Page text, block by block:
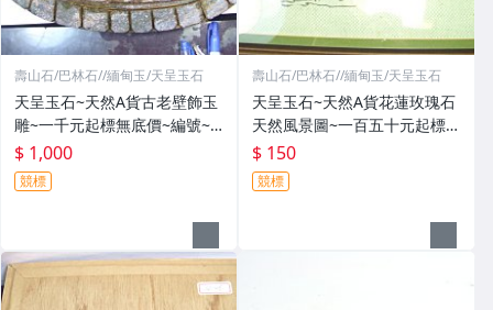
壽山石/巴林石//緬甸玉/天呈玉石
天呈玉石~天然A貨古老壁飾玉
雕~一千元起標無底價~編號~0
00001 尺寸:290~200~20(m
m)
$ 1,000
競標
壽山石/巴林石//緬甸玉/天呈玉石
天呈玉石~天然A貨花蓮玫瑰石
天然風景圖~一百五十元起標無
底價～編號:00004 尺寸:300~2
50(mm)
$ 150
競標